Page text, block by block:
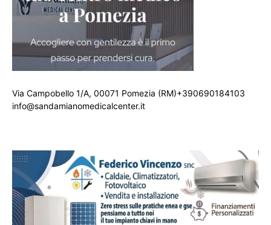
Via Campobello 1/A, 00071 Pomezia (RM)+390690184103
info@sandamianomedicalcenter.it